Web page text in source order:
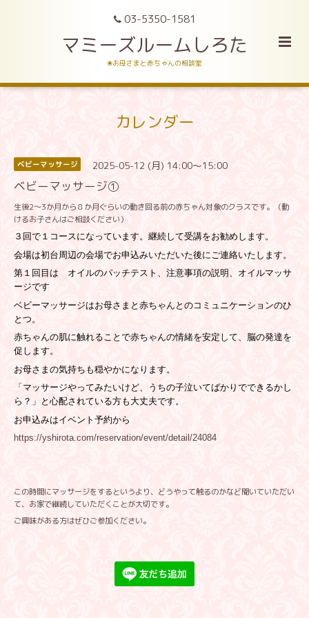
03-5350-1581
マミーズルームしろた
❀お母さまと赤ちゃんの相談室
カレンダー
ベビーマッサージ 2025-05-12 (月) 14:00～15:00
ベビーマッサージ①
生後2～3か月から８か月ぐらいの動き回る前の赤ちゃん対象のクラスです。（動
けるお子さんはご相談ください）
３回で１コースになっています。継続して受講をお勧めします。
会場は初台周辺の会場でお申込みいただいた後にご連絡いたします。
第１回目は オイルのパッチテスト、注意事項の説明、オイルマッサ
ージです
ベビーマッサージはお母さまと赤ちゃんとのコミュニケーションのひ
とつ。
赤ちゃんの肌に触れることで赤ちゃんの情緒を安定して、脳の発達を
促します。
お母さまの気持ちも穏やかになります。
「マッサージやってみたいけど、うちの子泣いてばかりでできるかし
ら？」と心配されている方も大丈夫です。
お申込みはイベント予約から
https://yshirota.com/reservation/event/detail/24084
この時間にマッサージをするというより、どうやって触るのかなど聞いていただい
て、お家で継続していただくことが大切です。
ご興味がある方はぜひご参加ください。